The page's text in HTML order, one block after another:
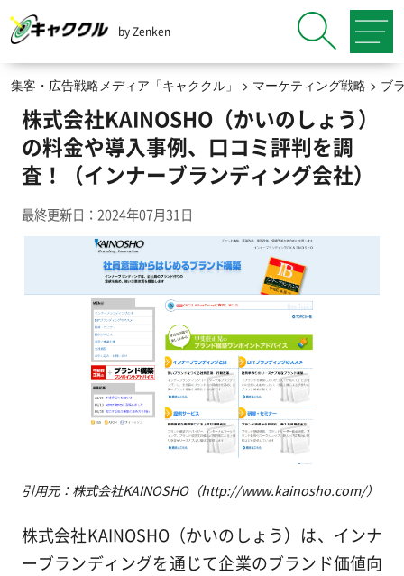
by Zenken
集客・広告戦略メディア「キャククル」 > マーケティング戦略> ブ
株式会社KAINOSHO（かいのしょう）
の料金や導入事例、口コミ評判を調
査！（インナーブランディング会社）
最終更新日：2024年07月31日
引用元：株式会社KAINOSHO（http://www.kainosho.com/）
株式会社KAINOSHO（かいのしょう）は、インナ
ーブランディングを通じて企業のブランド価値向